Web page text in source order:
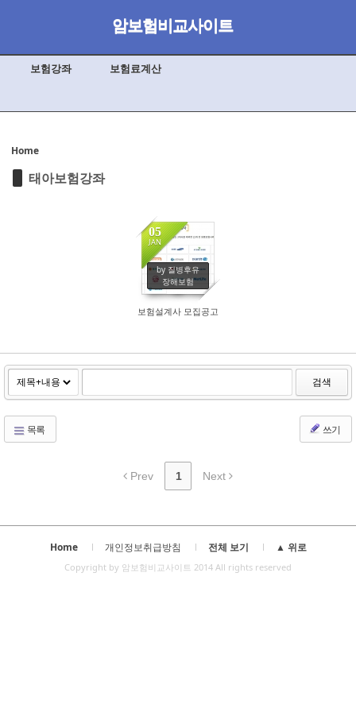
암보험비교사이트
보험강좌 보험료계산
Home
태아보험강좌
05
JAN
by 질병후유
장해보험
2107
보험설계사 모집공고
검색
목록 쓰기
Prev 1 Next
Home 개인정보취급방침 전체 보기 ▲ 위로
Copyright by 암보험비교사이트 2014 All rights reserved
Sketchbook5, 스케치북5
Sketchbook5, 스케치북5